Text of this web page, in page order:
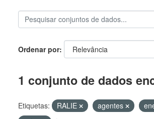
Ordenar por
1 conjunto de dados
Etiquetas: RALIE agentes